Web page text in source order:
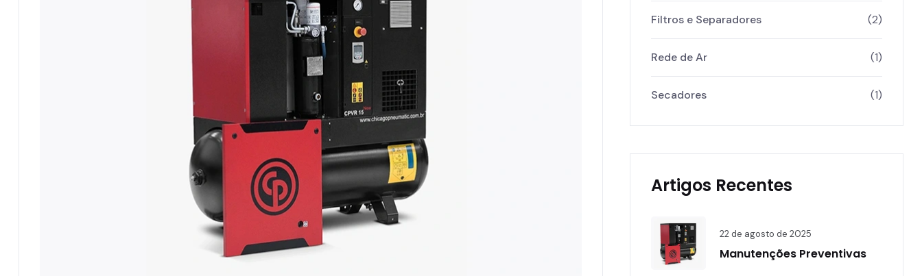
Filtros e Separadores (2)
Rede de Ar (1)
Secadores (1)
Artigos Recentes
22 de agosto de 2025
Manutenções Preventivas